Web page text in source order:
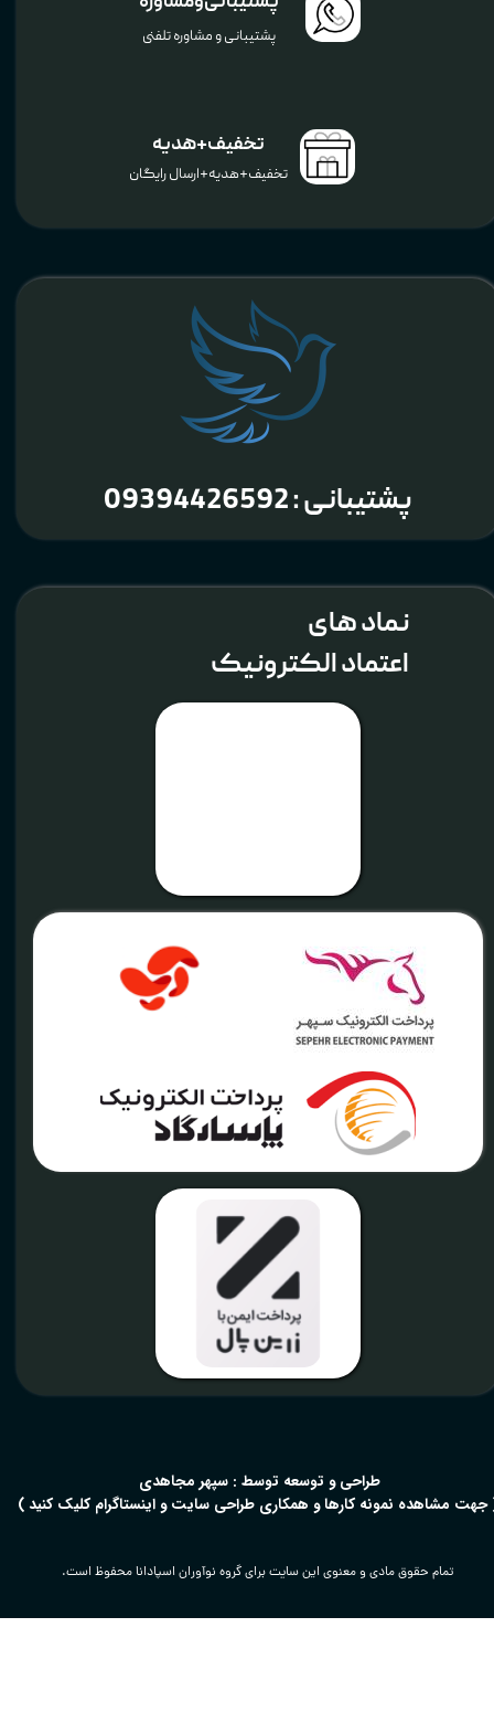
تمام حقوق مادی و معنوی این سایت برای گروه نوآوران اسپادانا محفوظ است.
پشتیبانی : 09394426592
نماد های
اعتماد الکترونیک
پشتیبانی و مشاوره تلفنی
تخفیف+هدیه
تخفیف+هدیه+ارسال رایگان
​طراحی و توسعه توسط : سپهر مجاهدی
جهت مشاهده نمونه کارها و همکاری طراحی سایت و اینستاگرام کلیک کنید )